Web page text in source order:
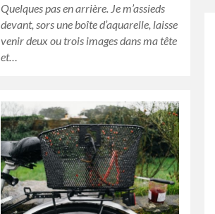
Quelques pas en arrière. Je m’assieds
devant, sors une boîte d’aquarelle, laisse
venir deux ou trois images dans ma tête
et…